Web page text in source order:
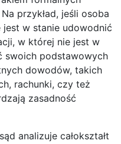
przykład, jeśli osoba
w stanie udowodnić
w której nie jest w
swoich podstawowych
dowodów, takich
rachunki, czy też
zasadność
analizuje całokształt